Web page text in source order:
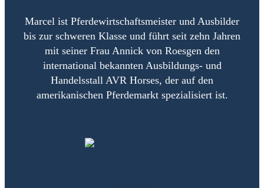
Marcel ist Pferdewirtschaftsmeister und Ausbilder
bis zur schweren Klasse und führt seit zehn Jahren
mit seiner Frau Annick von Roesgen den
international bekannten Ausbildungs- und
Handelsstall AVR Horses, der auf den
amerikanischen Pferdemarkt spezialisiert ist.